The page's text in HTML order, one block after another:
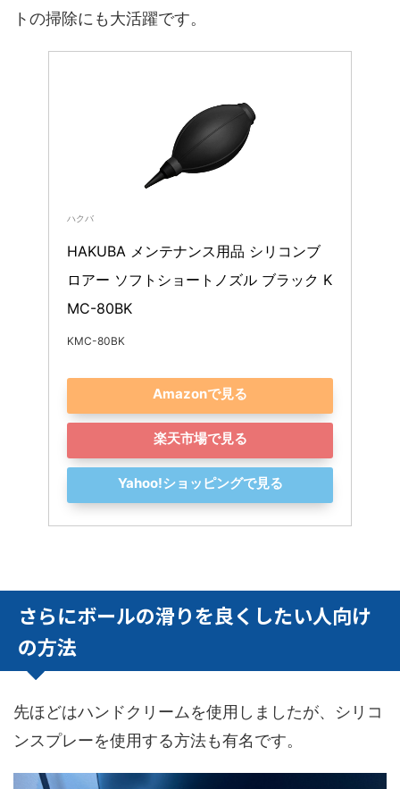
トの掃除にも大活躍です。
ハクバ
HAKUBA メンテナンス用品 シリコンブ
ロアー ソフトショートノズル ブラック K
MC-80BK
KMC-80BK
Amazonで見る
楽天市場で見る
Yahoo!ショッピングで見る
さらにボールの滑りを良くしたい人向け
の方法
先ほどはハンドクリームを使用しましたが、シリコ
ンスプレーを使用する方法も有名です。